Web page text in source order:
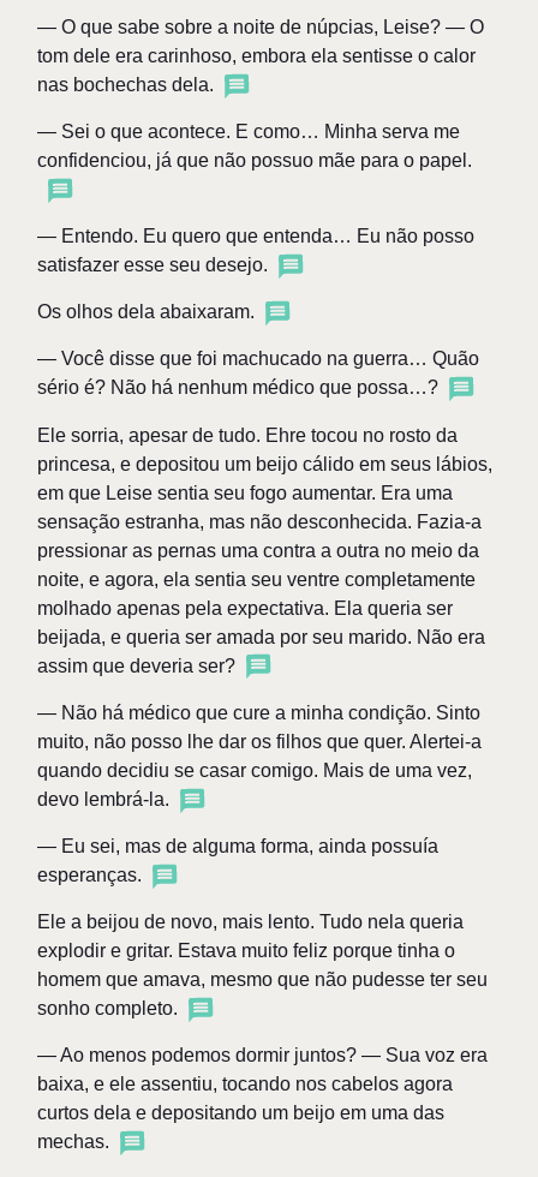
— O que sabe sobre a noite de núpcias, Leise? — O
tom dele era carinhoso, embora ela sentisse o calor
nas bochechas dela.
— Sei o que acontece. E como… Minha serva me
confidenciou, já que não possuo mãe para o papel.
— Entendo. Eu quero que entenda… Eu não posso
satisfazer esse seu desejo.
Os olhos dela abaixaram.
— Você disse que foi machucado na guerra… Quão
sério é? Não há nenhum médico que possa…?
Ele sorria, apesar de tudo. Ehre tocou no rosto da
princesa, e depositou um beijo cálido em seus lábios,
em que Leise sentia seu fogo aumentar. Era uma
sensação estranha, mas não desconhecida. Fazia-a
pressionar as pernas uma contra a outra no meio da
noite, e agora, ela sentia seu ventre completamente
molhado apenas pela expectativa. Ela queria ser
beijada, e queria ser amada por seu marido. Não era
assim que deveria ser?
— Não há médico que cure a minha condição. Sinto
muito, não posso lhe dar os filhos que quer. Alertei-a
quando decidiu se casar comigo. Mais de uma vez,
devo lembrá-la.
— Eu sei, mas de alguma forma, ainda possuía
esperanças.
Ele a beijou de novo, mais lento. Tudo nela queria
explodir e gritar. Estava muito feliz porque tinha o
homem que amava, mesmo que não pudesse ter seu
sonho completo.
— Ao menos podemos dormir juntos? — Sua voz era
baixa, e ele assentiu, tocando nos cabelos agora
curtos dela e depositando um beijo em uma das
mechas.